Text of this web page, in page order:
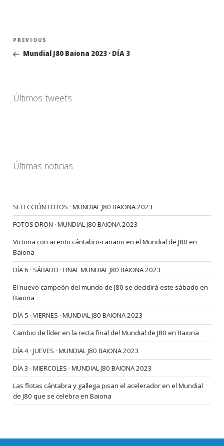
Navegación
entradas
Previous
Post
PREVIOUS
Mundial J80 Baiona 2023 · DÍA 3
Últimos tweets
Últimas noticias
SELECCIÓN FOTOS · MUNDIAL J80 BAIONA 2023
FOTOS DRON · MUNDIAL J80 BAIONA 2023
Victoria con acento cántabro-canario en el Mundial de J80 en
Baiona
DÍA 6 · SÁBADO · FINAL MUNDIAL J80 BAIONA 2023
El nuevo campeón del mundo de J80 se decidirá este sábado en
Baiona
DÍA 5 · VIERNES · MUNDIAL J80 BAIONA 2023
Cambio de líder en la recta final del Mundial de J80 en Baiona
DÍA 4 · JUEVES · MUNDIAL J80 BAIONA 2023
DÍA 3 · MIERCOLES · MUNDIAL J80 BAIONA 2023
Las flotas cántabra y gallega pisan el acelerador en el Mundial
de J80 que se celebra en Baiona